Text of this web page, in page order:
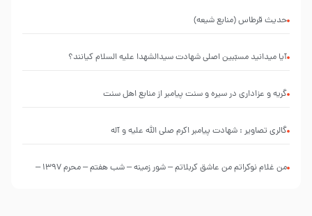
حدیث قرطاس (منابع شیعه)
آیا میدانید مسبّبین اصلی شهادت سیدالشهدا علیه ‌السلام کیانند؟
گریه و عزاداری در سیره و سنت پیامبر از منابع اهل سنت
گالری تصاویر : شهادت پیامبر اکرم صلی الله علیه و آله
من غلام نوکراتم من عاشق کربلاتم – شور زمینه – شب هفتم – محرم 1397 –